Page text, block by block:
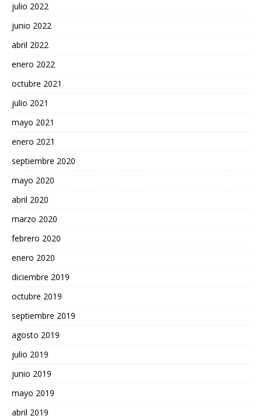
julio 2022
junio 2022
abril 2022
enero 2022
octubre 2021
julio 2021
mayo 2021
enero 2021
septiembre 2020
mayo 2020
abril 2020
marzo 2020
febrero 2020
enero 2020
diciembre 2019
octubre 2019
septiembre 2019
agosto 2019
julio 2019
junio 2019
mayo 2019
abril 2019